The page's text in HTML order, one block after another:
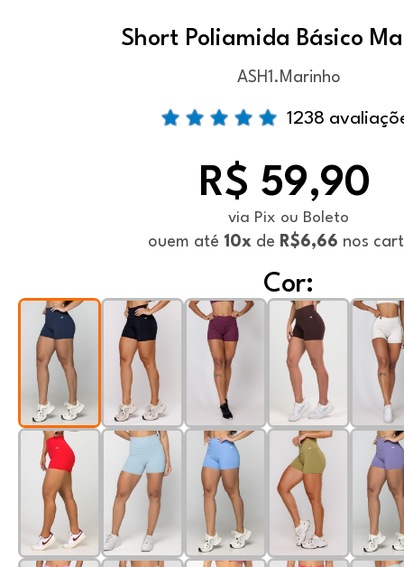
Short Poliamida Básico
ASH1.Marinho
1238
R$ 59,90
via Pix ou Boleto
ouem até 10xde R$6,66 nos
Cor: